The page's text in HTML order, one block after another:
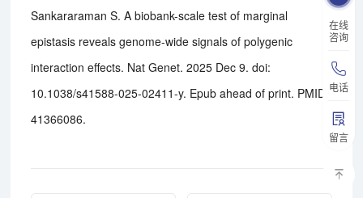
在线
咨询
电话
留言
Sankararaman S. A biobank-scale test of marginal
epistasis reveals genome-wide signals of polygenic
interaction effects. Nat Genet. 2025 Dec 9. doi:
10.1038/s41588-025-02411-y. Epub ahead of print. PMID:
41366086.